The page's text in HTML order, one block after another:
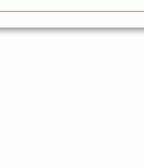
e baby sitter